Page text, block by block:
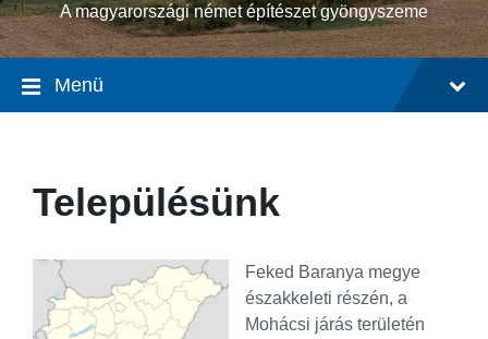
A magyarországi német építészet gyöngyszeme
Menü
Településünk
Feked Baranya megye
északkeleti részén, a
Mohácsi járás területén